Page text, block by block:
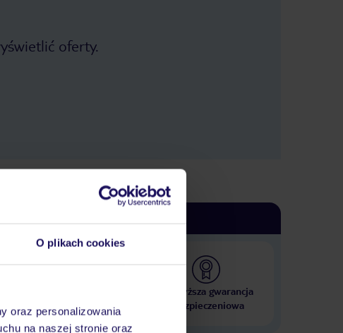
O plikach cookies
oraz personalizowania
na naszej stronie oraz
oferty.
krajach
Najwyższa gwarancja
ubezpieczeniowa